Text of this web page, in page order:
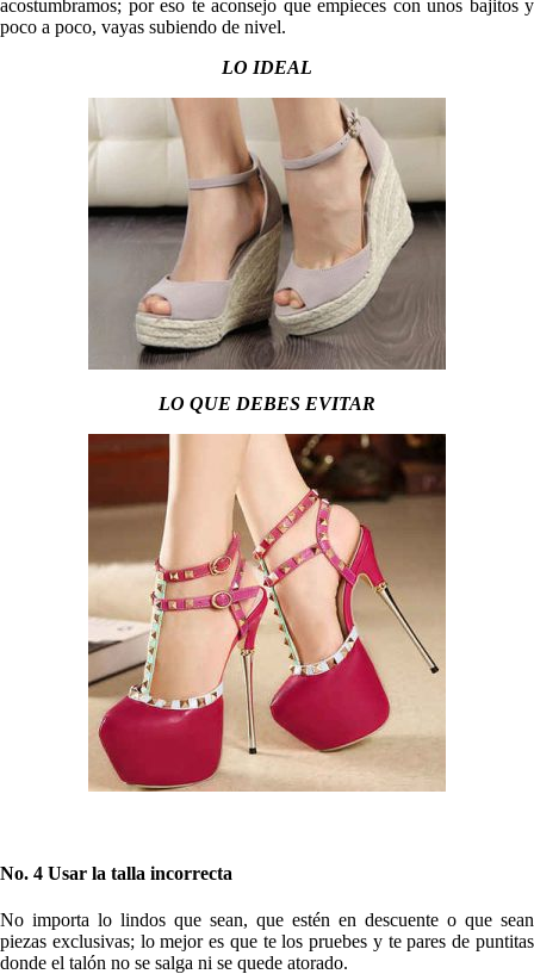
acostumbramos; por eso te aconsejo que empieces con unos bajitos y
poco a poco, vayas subiendo de nivel.
LO IDEAL
LO QUE DEBES EVITAR
No. 4 Usar la talla incorrecta
No importa lo lindos que sean, que estén en descuente o que sean
piezas exclusivas; lo mejor es que te los pruebes y te pares de puntitas
donde el talón no se salga ni se quede atorado.